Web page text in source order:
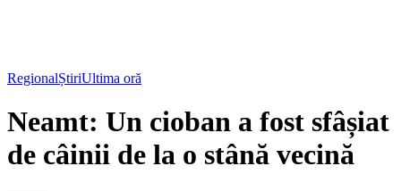
RegionalȘtiriUltima oră
Neamt: Un cioban a fost sfâșiat
de câinii de la o stână vecină